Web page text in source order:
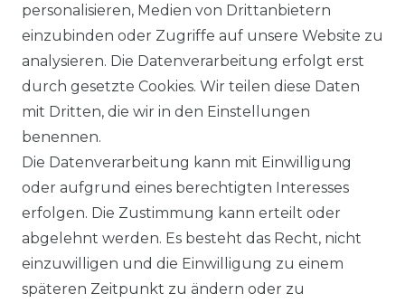
Angels - Damen 5-Pocket
Jeans, Dolly (538000)
ab 89,99 € *
Impressum Daten­schutz­erklärung
personalisieren, Medien von Drittanbietern
einzubinden oder Zugriffe auf unsere Website zu
analysieren. Die Datenverarbeitung erfolgt erst
durch gesetzte Cookies. Wir teilen diese Daten
mit Dritten, die wir in den Einstellungen
benennen.
Die Datenverarbeitung kann mit Einwilligung
oder aufgrund eines berechtigten Interesses
erfolgen. Die Zustimmung kann erteilt oder
abgelehnt werden. Es besteht das Recht, nicht
einzuwilligen und die Einwilligung zu einem
späteren Zeitpunkt zu ändern oder zu